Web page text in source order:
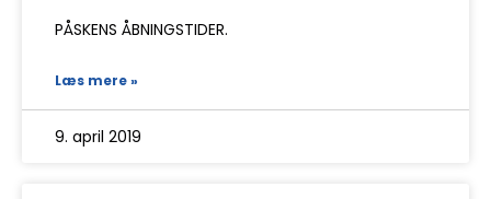
PÅSKENS ÅBNINGSTIDER.
Læs mere »
9. april 2019